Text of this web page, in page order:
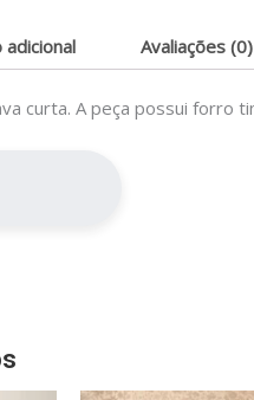
adicional Avaliações (0)
curta. A peça possui forro